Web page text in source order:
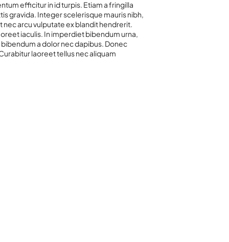
efficitur in id turpis. Etiam a fringilla
gravida. Integer scelerisque mauris nibh,
arcu vulputate ex blandit hendrerit.
iaculis. In imperdiet bibendum urna,
a dolor nec dapibus. Donec
laoreet tellus nec aliquam